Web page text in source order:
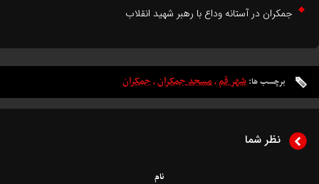
در آستانه وداع با رهبر شهید انقلاب
برچسب ها:شهر قم ،مسجد جمکران،جمکران
نظر شما